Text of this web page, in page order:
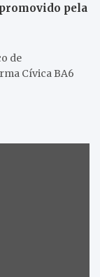
pela
de
Cívica BA6